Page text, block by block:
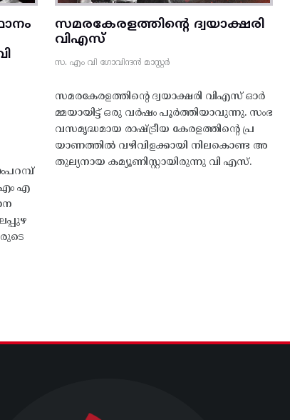
എ
സമരകേരളത്തിൻ്റെ ദ്വയാക്ഷരി
വിഎസ്
സ. എം വി ഗോവിന്ദൻ മാസ്റ്റർ
സമരകേരളത്തിൻ്റെ ദ്വയാക്ഷരി വിഎസ് ഓർ
മ്മയായിട്ട് ഒരു വർഷം പൂർത്തിയാവുന്നു. സംഭ
വസമൃദ്ധമായ രാഷ്ട്രീയ കേരളത്തിന്റെ പ്ര
യാണത്തിൽ വഴിവിളക്കായി നിലകൊണ്ട അ
തുല്യനായ കമ്യൂണിസ്റ്റായിരുന്നു വി എസ്.